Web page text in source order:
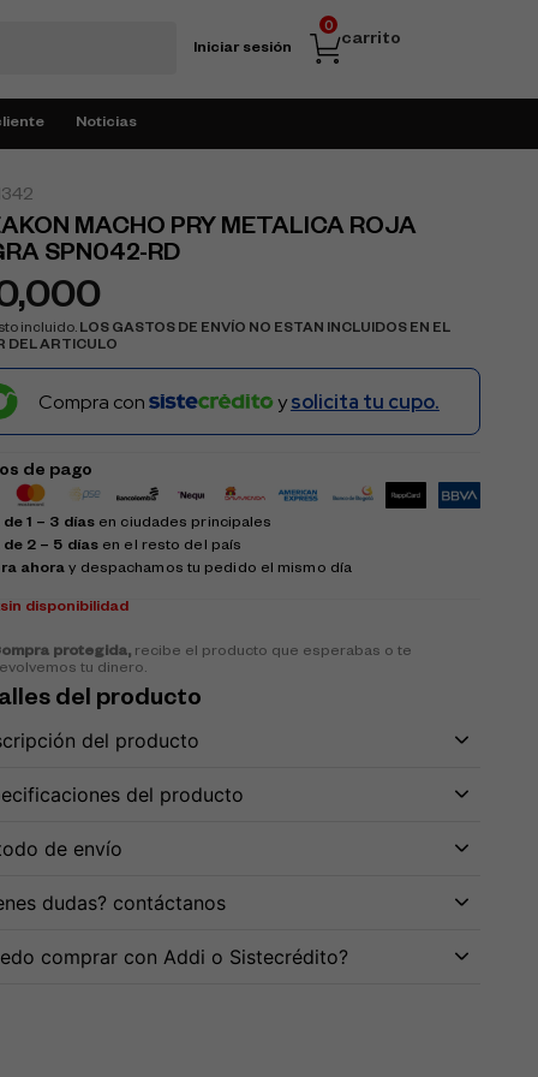
Iniciar sesión carrito
0
Noticias
MACHO PRY METALICA ROJA
SPN042-RD
incluido. LOS GASTOS DE ENVÍO NO ESTAN INCLUIDOS EN EL
DEL ARTICULO
Compra con ysolicita tu cupo.
de pago
1 – 3 días en ciudades principales
2 – 5 días en el resto del país
ahora y despachamos tu pedido el mismo día
sin disponibilidad
protegida,recibe el producto que esperabas o te
tu dinero.
del producto
del producto
del producto
de envío
dudas? contáctanos
comprar con Addi o Sistecrédito?